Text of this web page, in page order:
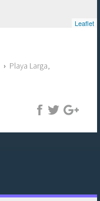
Leaflet
› Playa Larga,